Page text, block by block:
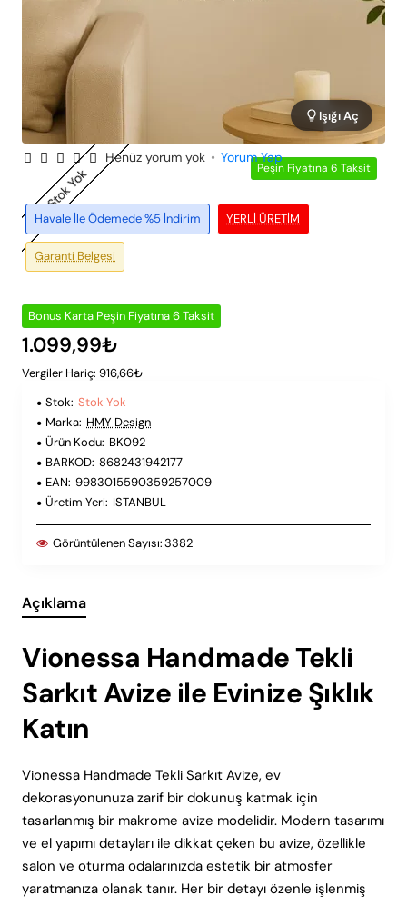
Peşin Fiyatına 6 Taksit
Stok Yok
Işığı Aç
YERLI ÜRETIM
Havale İle Ödemede %5 İndirim
Garanti Belgesi
Henüz yorum yok • Yorum Yap
Bonus Karta Peşin Fiyatına 6 Taksit
1.099,99₺
Vergiler Hariç: 916,66₺
Stok: Stok Yok
Marka: HMY Design
Ürün Kodu: BK092
BARKOD: 8682431942177
EAN: 9983015590359257009
Üretim Yeri: ISTANBUL
Görüntülenen Sayısı:3382
Açıklama
Vionessa Handmade Tekli
Sarkıt Avize ile Evinize Şıklık
Katın
Vionessa Handmade Tekli Sarkıt Avize, ev
dekorasyonunuza zarif bir dokunuş katmak için
tasarlanmış bir makrome avize modelidir. Modern tasarımı
ve el yapımı detayları ile dikkat çeken bu avize, özellikle
salon ve oturma odalarınızda estetik bir atmosfer
yaratmanıza olanak tanır. Her bir detayı özenle işlenmiş